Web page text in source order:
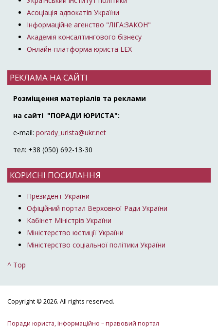
Асоціація адвокатів України
Інформаційне агенство "ЛІГА:ЗАКОН"
Академія консалтингового бізнесу
Онлайн-платформа юриста LEX
РЕКЛАМА НА САЙТІ
Розміщення матеріалів та реклами
на сайті "ПОРАДИ ЮРИСТА":
e-mail: porady_urista@ukr.net
тел: +38 (050) 692-13-30
КОРИСНІ ПОСИЛАННЯ
Президент України
Офіційний портал Верховної Ради України
Кабінет Міністрів України
Міністерство юстиції України
Міністерство соціальної політики України
^ Top
Copyright © 2026. All rights reserved.
Поради юриста, інформаційно – правовий портал